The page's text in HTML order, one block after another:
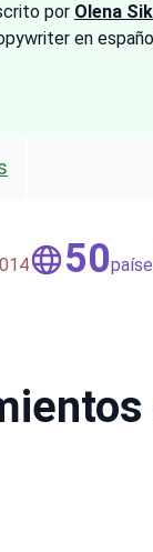
por Olena
en
50